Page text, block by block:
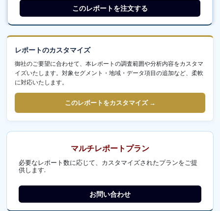
このレポートを注文する
レポートのカスタマイズ
御社のご要望に合わせて、本レポートの調査範囲や分析内容をカスタマ
イズいたします。対象セグメント・地域・データ項目の追加など、柔軟
に対応いたします。
このレポートをカスタマイズ →
マルチレポートプラン
必要なレポート数に応じて、カスタマイズされたプランをご提
供します.
お問い合わせ